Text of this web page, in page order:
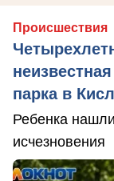
Происшествия
парка в
Ребенка
исчезновения